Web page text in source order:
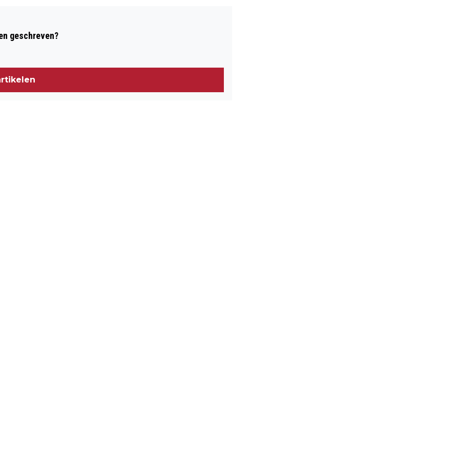
BLIJFT RELATIEF BEPERKT: ‘MAAR’ 6
geschreven?